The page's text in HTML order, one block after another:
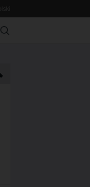
Search